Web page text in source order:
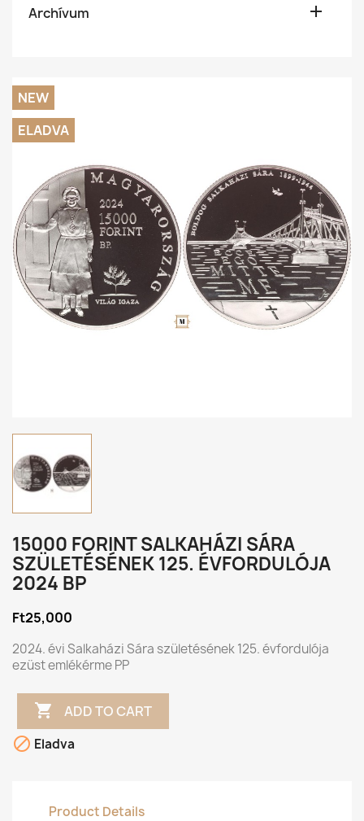
Archívum

NEW
ELADVA
15000 FORINT SALKAHÁZI SÁRA
SZÜLETÉSÉNEK 125. ÉVFORDULÓJA
2024 BP
Ft25,000
2024. évi Salkaházi Sára születésének 125. évfordulója
ezüst emlékérme PP
 ADD TO CART
 Eladva
Product Details